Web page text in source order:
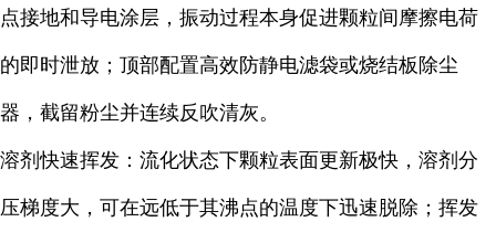
点接地和导电涂层，振动过程本身促进颗粒间摩擦电荷
的即时泄放；顶部配置高效防静电滤袋或烧结板除尘
器，截留粉尘并连续反吹清灰。
溶剂快速挥发：流化状态下颗粒表面更新极快，溶剂分
压梯度大，可在远低于其沸点的温度下迅速脱除；挥发